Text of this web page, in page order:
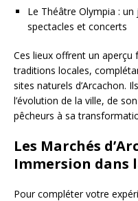
Le Théâtre Olympia :
spectacles et concerts
Ces lieux offrent un aperçu
traditions locales,
sites naturels d’Arcachon.
l’évolution de la ville, de
pêcheurs à sa
Les Marchés
Immersion dans
Pour compléter votre